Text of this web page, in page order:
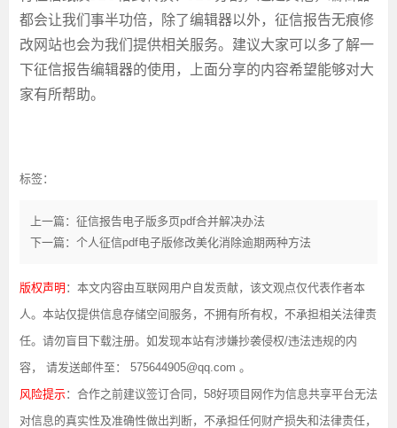
都会让我们事半功倍，除了编辑器以外，征信报告无痕修
改网站也会为我们提供相关服务。建议大家可以多了解一
下征信报告编辑器的使用，上面分享的内容希望能够对大
家有所帮助。
标签：
上一篇：征信报告电子版多页pdf合并解决办法
下一篇：个人征信pdf电子版修改美化消除逾期两种方法
版权声明 ：本文内容由互联网用户自发贡献，该文观点仅代表作者本
人。本站仅提供信息存储空间服务，不拥有所有权，不承担相关法律责
任。请勿盲目下载注册。如发现本站有涉嫌抄袭侵权/违法违规的内
容， 请发送邮件至： 575644905@qq.com 。
风险提示：合作之前建议签订合同，58好项目网作为信息共享平台无法
对信息的真实性及准确性做出判断，不承担任何财产损失和法律责任，